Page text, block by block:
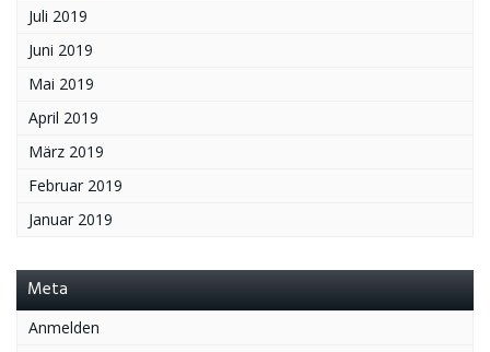
Juli 2019
Juni 2019
Mai 2019
April 2019
März 2019
Februar 2019
Januar 2019
Meta
Anmelden